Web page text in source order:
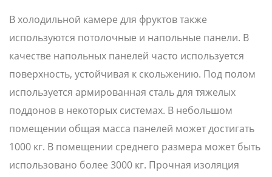
В холодильной камере для фруктов также
используются потолочные и напольные панели. В
качестве напольных панелей часто используется
поверхность, устойчивая к скольжению. Под полом
используется армированная сталь для тяжелых
поддонов в некоторых системах. В небольшом
помещении общая масса панелей может достигать
1000 кг. В помещении среднего размера может быть
использовано более 3000 кг. Прочная изоляция